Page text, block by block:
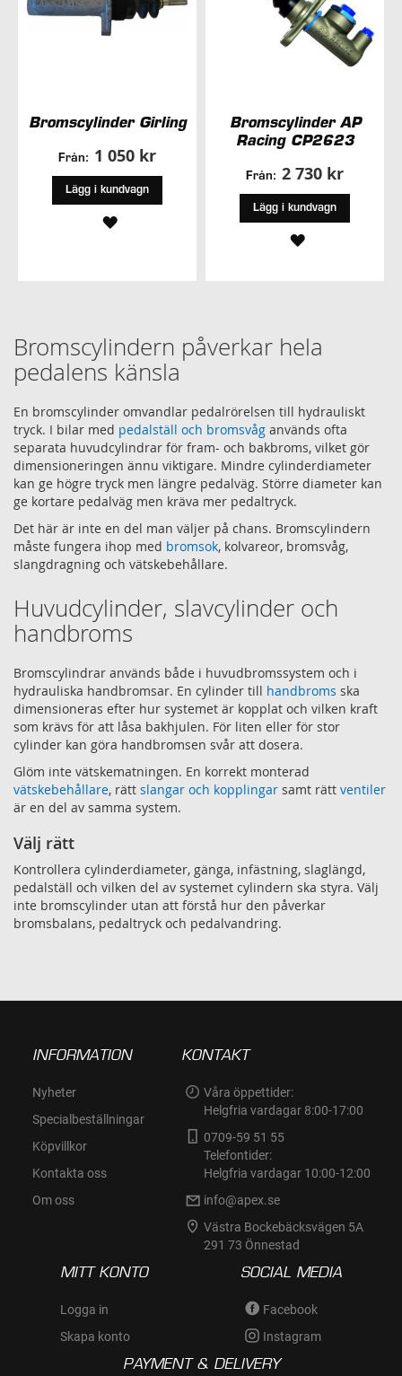
Bromscylinder Girling
Från: 1 050 kr
Lägg i kundvagn
LÄGG
Bromscylinder AP
Racing CP2623
Från: 2 730 kr
Lägg i kundvagn
LÄGG
Bromscylindern påverkar hela
pedalens känsla
En bromscylinder omvandlar pedalrörelsen till hydrauliskt
tryck. I bilar med pedalställ och bromsvåg används ofta
separata huvudcylindrar för fram- och bakbroms, vilket gör
dimensioneringen ännu viktigare. Mindre cylinderdiameter
kan ge högre tryck men längre pedalväg. Större diameter kan
ge kortare pedalväg men kräva mer pedaltryck.
Det här är inte en del man väljer på chans. Bromscylindern
måste fungera ihop med bromsok, kolvareor, bromsvåg,
slangdragning och vätskebehållare.
Huvudcylinder, slavcylinder och
handbroms
Bromscylindrar används både i huvudbromssystem och i
hydrauliska handbromsar. En cylinder till handbroms ska
dimensioneras efter hur systemet är kopplat och vilken kraft
som krävs för att låsa bakhjulen. För liten eller för stor
cylinder kan göra handbromsen svår att dosera.
Glöm inte vätskematningen. En korrekt monterad
vätskebehållare, rätt slangar och kopplingar samt rätt ventiler
är en del av samma system.
Välj rätt
Kontrollera cylinderdiameter, gänga, infästning, slaglängd,
pedalställ och vilken del av systemet cylindern ska styra. Välj
inte bromscylinder utan att förstå hur den påverkar
bromsbalans, pedaltryck och pedalvandring.
INFORMATION
Nyheter
Specialbeställningar
Köpvillkor
Kontakta oss
Om oss
KONTAKT
Våra öppettider:
Helgfria vardagar 8:00-17:00
0709-59 51 55
Telefontider:
Helgfria vardagar 10:00-12:00
info@apex.se
Västra Bockebäcksvägen 5A
291 73 Önnestad
MITT KONTO
Logga in
Skapa konto
SOCIAL MEDIA
Facebook
Instagram
PAYMENT & DELIVERY